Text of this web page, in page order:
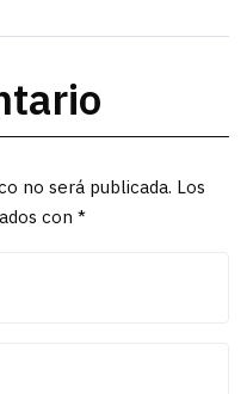
no será publicada. Los
con *